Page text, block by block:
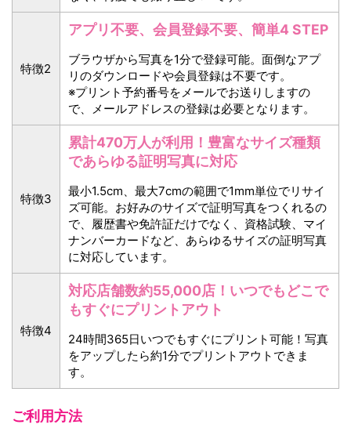
特徴2
アプリ不要、会員登録不要、簡単4 STEP
ブラウザから写真を1分で登録可能。面倒なアプ
リのダウンロードや会員登録は不要です。
※プリント予約番号をメールでお送りしますの
で、メールアドレスの登録は必要となります。
特徴3
累計470万人が利用！豊富なサイズ種類
であらゆる証明写真に対応
最小1.5cm、最大7cmの範囲で1mm単位でリサイ
ズ可能。お好みのサイズで証明写真をつくれるの
で、履歴書や免許証だけでなく、資格試験、マイ
ナンバーカードなど、あらゆるサイズの証明写真
に対応しています。
特徴4
対応店舗数約55,000店！いつでもどこで
もすぐにプリントアウト
24時間365日いつでもすぐにプリント可能！写真
をアップしたら約1分でプリントアウトできま
す。
ご利用方法